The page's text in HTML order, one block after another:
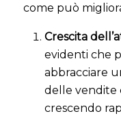
come può
Crescita
evidenti che
abbracciare
delle vendite
crescendo